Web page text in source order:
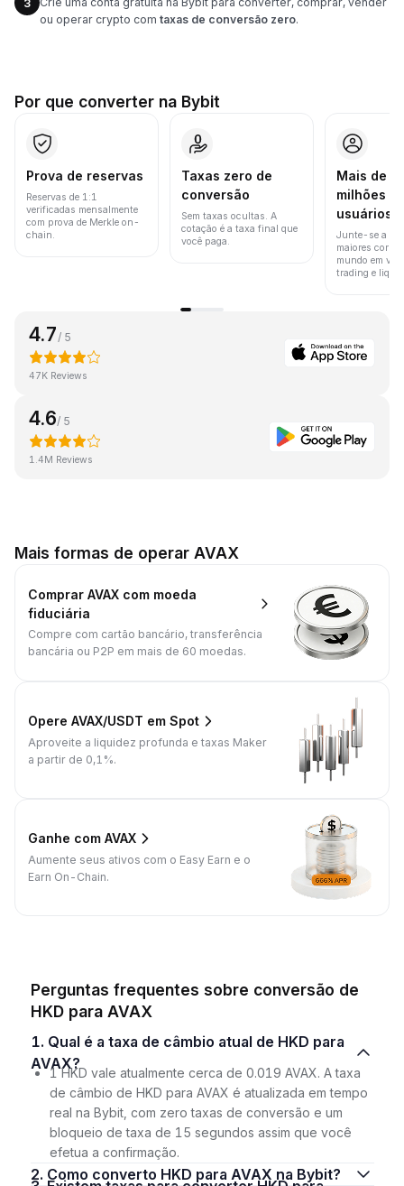
3
ou operar crypto com taxas de conversão zero.
Por que converter na Bybit
Prova de reservas
Reservas de 1:1
verificadas mensalmente
com prova de Merkle on-
chain.
Taxas zero de
conversão
Sem taxas ocultas. A
cotação é a taxa final que
você paga.
Mais de
milhões
usuários
Junte-se a
maiores
mundo em
trading e
4.7 / 5
47K Reviews
4.6/ 5
1.4M Reviews
Mais formas de operar AVAX
Comprar AVAX com moeda
fiduciária
Compre com cartão bancário, transferência
bancária ou P2P em mais de 60 moedas.
Opere AVAX/USDT em Spot
Aproveite a liquidez profunda e taxas Maker
a partir de 0,1%.
Ganhe com AVAX
Aumente seus ativos com o Easy Earn e o
Earn On-Chain.
Perguntas frequentes sobre conversão de
HKD para AVAX
1. Qual é a taxa de câmbio atual de HKD para
AVAX?
1 HKD vale atualmente cerca de 0.019 AVAX. A taxa
de câmbio de HKD para AVAX é atualizada em tempo
real na Bybit, com zero taxas de conversão e um
bloqueio de taxa de 15 segundos assim que você
efetua a confirmação.
2. Como converto HKD para AVAX na Bybit?